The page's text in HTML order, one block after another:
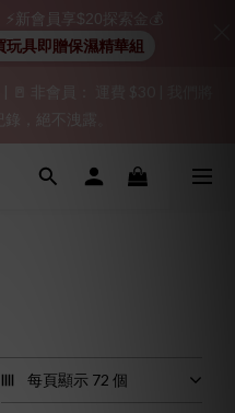
箱）、隱私保護、加密付款、
商品好評再享$15購物金
🚪 非會員： 運費 $30 | 我們將
箱）、隱私保護、加密付款、
每頁顯示 72 個
新會員享$20探索金💰
具即贈保濕精華組